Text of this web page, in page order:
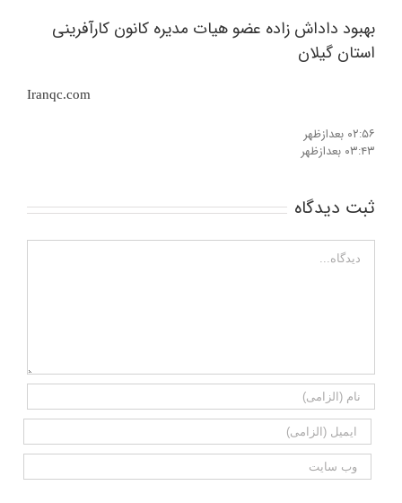
بهبود داداش زاده عضو هیات مدیره کانون کارآفرینی
استان گیلان
Iranqc.com
۰۲:۵۶ بعدازظهر
۰۳:۴۳ بعدازظهر
ثبت ديدگاه